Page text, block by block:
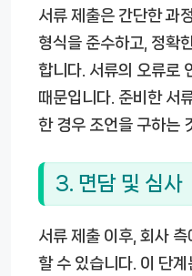
서류 제출은 간단한 과
형식을 준수하고, 정확
합니다. 서류의 오류로
때문입니다. 준비한 서
한 경우 조언을 구하는
3. 면담 및 심사
서류 제출 이후, 회사
할 수 있습니다. 이 단